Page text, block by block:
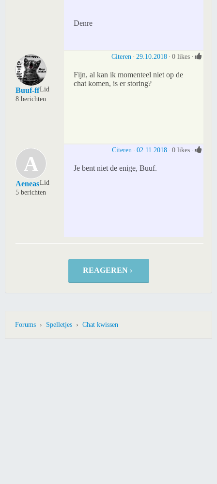
Denre
Buuf-ffLid
8 berichten
Citeren 29.10.2018 0 likes
Fijn, al kan ik momenteel niet op de
chat komen, is er storing?
A
AeneasLid
5 berichten
Citeren 02.11.2018 0 likes
Je bent niet de enige, Buuf.
REAGEREN ›
Forums › Spelletjes › Chat kwissen